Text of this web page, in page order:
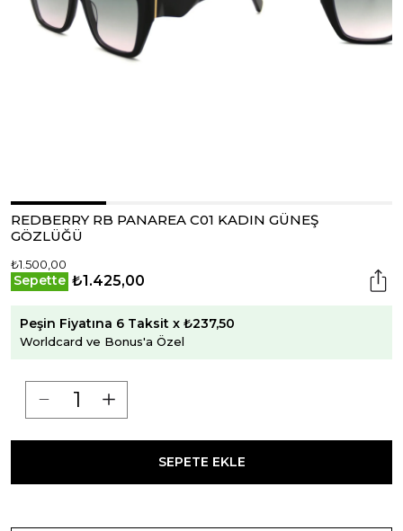
REDBERRY RB PANAREA C01 KADIN GÜNEŞ
GÖZLÜĞÜ
₺1.500,00
Sepette ₺1.425,00
Peşin Fiyatına 6 Taksit x ₺237,50
Worldcard ve Bonus'a Özel
SEPETE EKLE